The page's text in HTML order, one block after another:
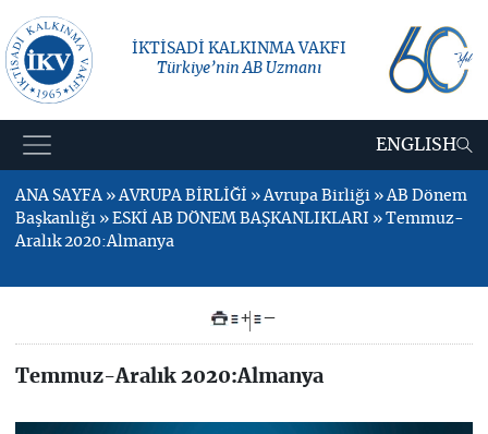
İKTİSADİ KALKINMA VAKFI
Türkiye’nin AB Uzmanı
ENGLISH
ANA SAYFA » AVRUPA BİRLİĞİ » Avrupa Birliği » AB Dönem
Başkanlığı » ESKİ AB DÖNEM BAŞKANLIKLARI » Temmuz-
Aralık 2020:Almanya
+ –
Temmuz-Aralık 2020:Almanya